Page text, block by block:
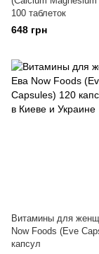
100 таблеток
648 грн
Витамины для
Now Foods (Eve
капсул